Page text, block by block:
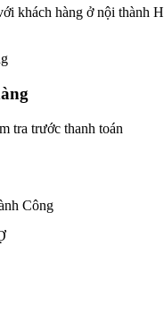
khách hàng ở nội thành
tra trước thanh toán
Công